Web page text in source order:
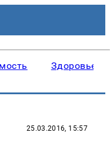
Здоровье
25.03.2016, 15:57